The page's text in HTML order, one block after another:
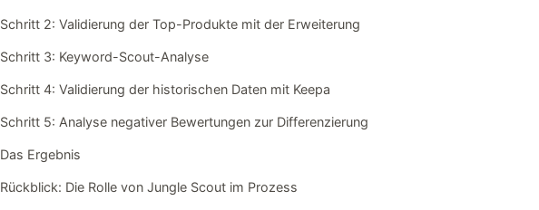
Schritt 2: Validierung der Top-Produkte mit der Erweiterung
Schritt 3: Keyword-Scout-Analyse
Schritt 4: Validierung der historischen Daten mit Keepa
Schritt 5: Analyse negativer Bewertungen zur Differenzierung
Das Ergebnis
Rückblick: Die Rolle von Jungle Scout im Prozess